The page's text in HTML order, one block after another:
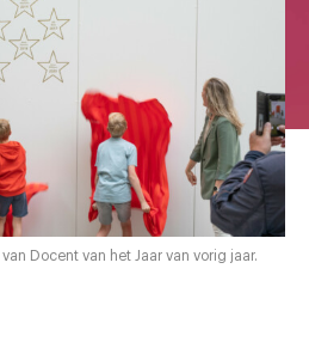
Docent van het Jaar van vorig jaar.